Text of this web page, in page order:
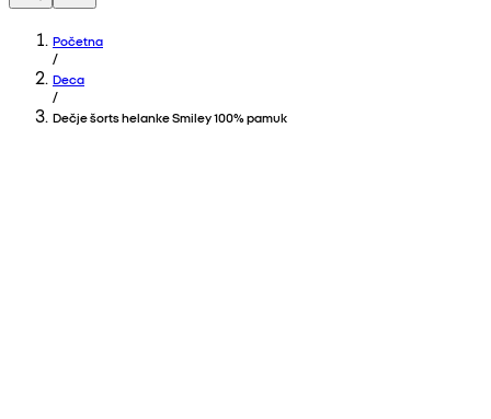
Početna
/
Deca
/
Dečje šorts helanke Smiley 100% pamuk